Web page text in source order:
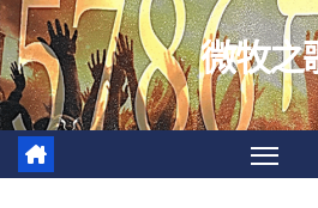
跳
至
内
容
微牧之